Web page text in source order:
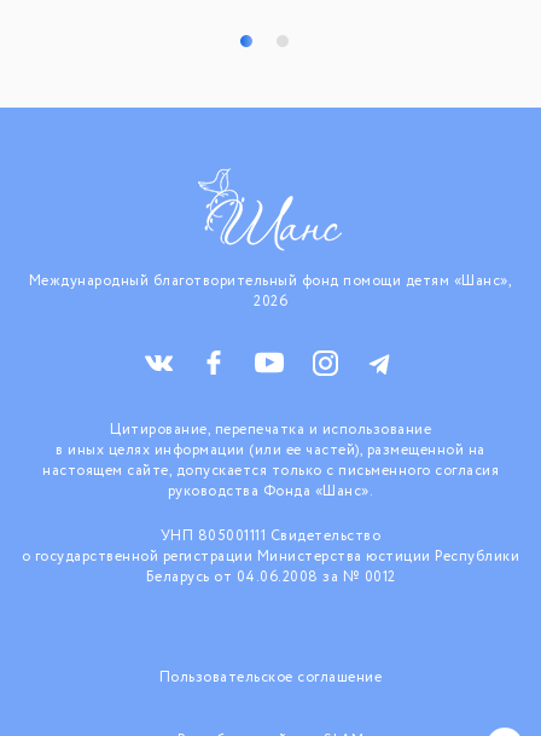
Международный благотворительный фонд помощи детям «Шанс»,
2026
Цитирование, перепечатка и использование
в иных целях информации (или ее частей), размещенной на
настоящем сайте, допускается только с письменного согласия
руководства Фонда «Шанс».
УНП 805001111 Свидетельство
о государственной регистрации Министерства юстиции Республики
Беларусь от 04.06.2008 за № 0012
Пользовательское соглашение